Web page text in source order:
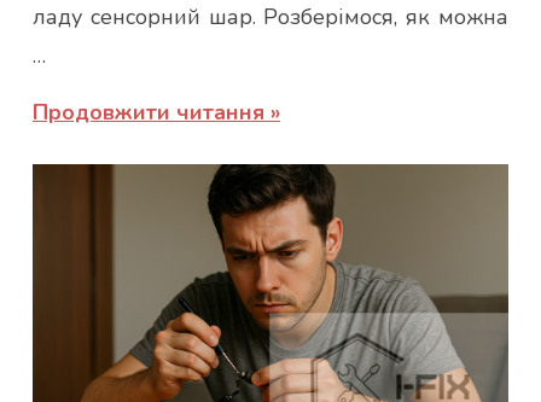
ладу сенсорний шар. Розберімося, як можна
…
Продовжити читання